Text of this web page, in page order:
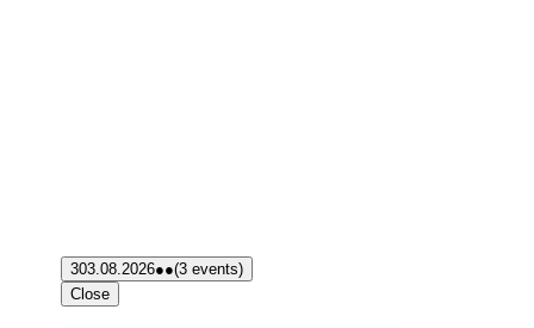
303.08.2026●●(3 events)
Close